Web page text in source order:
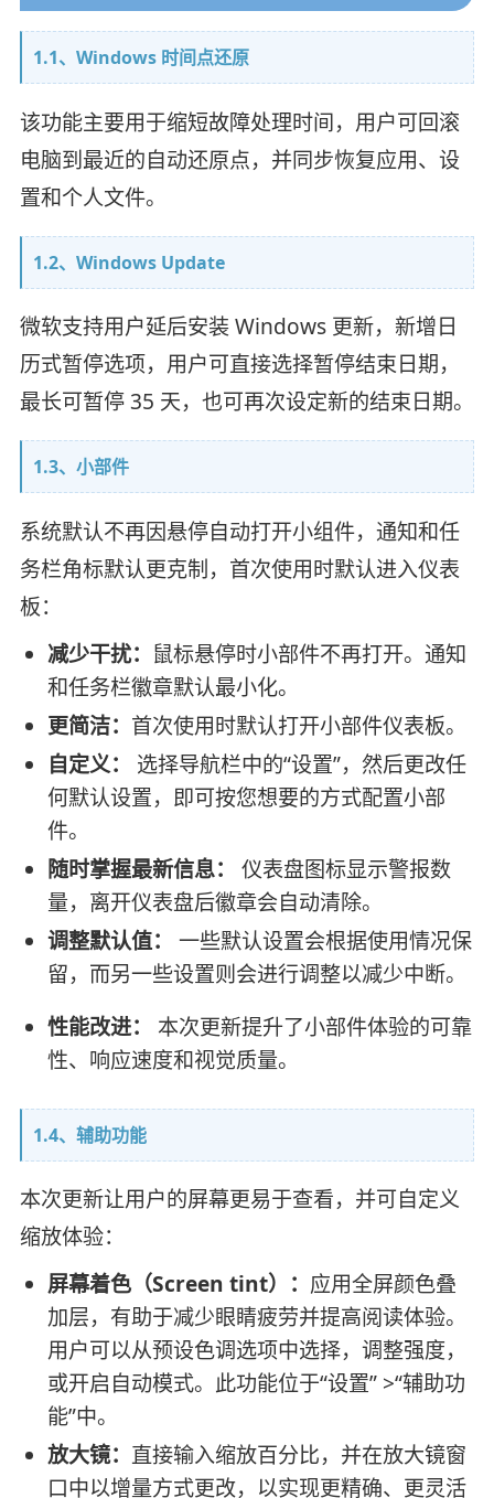
1.1、Windows 时间点还原
该功能主要用于缩短故障处理时间，用户可回滚
电脑到最近的自动还原点，并同步恢复应用、设
置和个人文件。
1.2、Windows Update
微软支持用户延后安装 Windows 更新，新增日
历式暂停选项，用户可直接选择暂停结束日期，
最长可暂停 35 天，也可再次设定新的结束日期。
1.3、小部件
系统默认不再因悬停自动打开小组件，通知和任
务栏角标默认更克制，首次使用时默认进入仪表
板：
减少干扰： 鼠标悬停时小部件不再打开。通知
和任务栏徽章默认最小化。
更简洁： 首次使用时默认打开小部件仪表板。
自定义：
选择导航栏中的“设置”，然后更改任
何默认设置，即可按您想要的方式配置小部
件。
随时掌握最新信息：
仪表盘图标显示警报数
量，离开仪表盘后徽章会自动清除。
调整默认值： 一些默认设置会根据使用情况保
留，而另一些设置则会进行调整以减少中断。
性能改进： 本次更新提升了小部件体验的可靠
性、响应速度和视觉质量。
1.4、辅助功能
本次更新让用户的屏幕更易于查看，并可自定义
缩放体验：
屏幕着色（Screen tint）： 应用全屏颜色叠
加层，有助于减少眼睛疲劳并提高阅读体验。
用户可以从预设色调选项中选择，调整强度，
或开启自动模式。此功能位于“设置” >“辅助功
能”中。
放大镜： 直接输入缩放百分比，并在放大镜窗
口中以增量方式更改，以实现更精确、更灵活